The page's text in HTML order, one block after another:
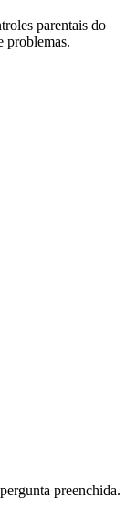
parentais do
problemas.
preenchida.